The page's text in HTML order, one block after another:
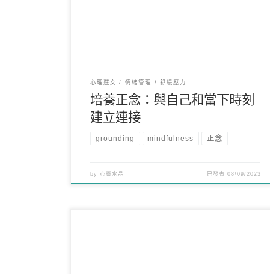
心理選文 情緒管理 舒緩壓力
培養正念：與自己和當下時刻
建立連接
grounding mindfulness 正念
by心靈水晶 已發表 08/09/2023